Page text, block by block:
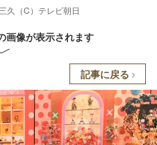
久（C）テレビ朝日
画像が表示されます
記事に戻る